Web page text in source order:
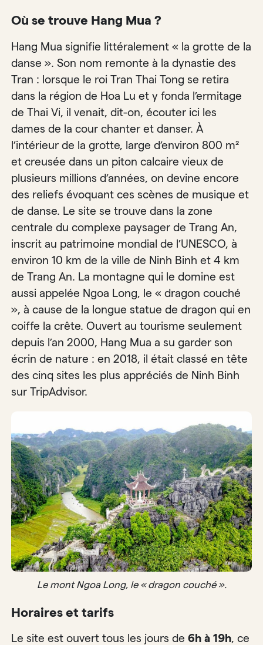
Où se trouve Hang Mua ?
Hang Mua signifie littéralement « la grotte de la
danse ». Son nom remonte à la dynastie des
Tran : lorsque le roi Tran Thai Tong se retira
dans la région de Hoa Lu et y fonda l’ermitage
de Thai Vi, il venait, dit-on, écouter ici les
dames de la cour chanter et danser. À
l’intérieur de la grotte, large d’environ 800 m²
et creusée dans un piton calcaire vieux de
plusieurs millions d’années, on devine encore
des reliefs évoquant ces scènes de musique et
de danse. Le site se trouve dans la zone
centrale du complexe paysager de Trang An,
inscrit au patrimoine mondial de l’UNESCO, à
environ 10 km de la ville de Ninh Binh et 4 km
de Trang An. La montagne qui le domine est
aussi appelée Ngoa Long, le « dragon couché
», à cause de la longue statue de dragon qui en
coiffe la crête. Ouvert au tourisme seulement
depuis l’an 2000, Hang Mua a su garder son
écrin de nature : en 2018, il était classé en tête
des cinq sites les plus appréciés de Ninh Binh
sur TripAdvisor.
Le mont Ngoa Long, le « dragon couché ».
Horaires et tarifs
Le site est ouvert tous les jours de6h à 19h, ce